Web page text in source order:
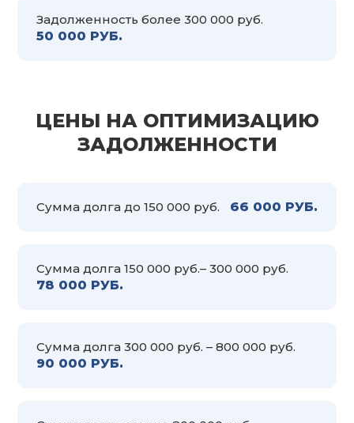
Задолженность более 300 000 руб.
50 000 РУБ.
ЦЕНЫ НА ОПТИМИЗАЦИЮ
ЗАДОЛЖЕННОСТИ
Сумма долга до 150 000 руб. 66 000 РУБ.
Сумма долга 150 000 руб.– 300 000 руб.
78 000 РУБ.
Сумма долга 300 000 руб. – 800 000 руб.
90 000 РУБ.